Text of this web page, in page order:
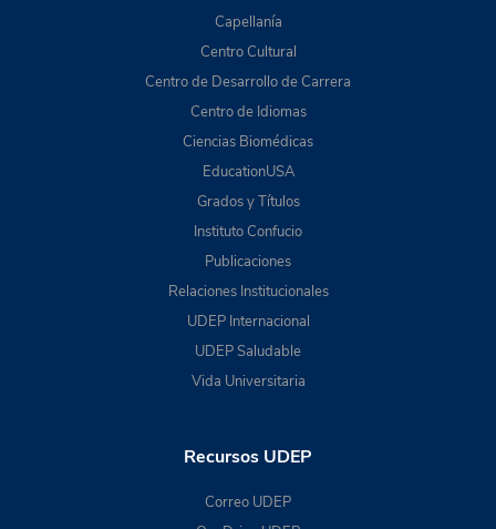
Capellanía
Centro Cultural
Centro de Desarrollo de Carrera
Centro de Idiomas
Ciencias Biomédicas
EducationUSA
Grados y Títulos
Instituto Confucio
Publicaciones
Relaciones Institucionales
UDEP Internacional
UDEP Saludable
Vida Universitaria
Recursos UDEP
Correo UDEP